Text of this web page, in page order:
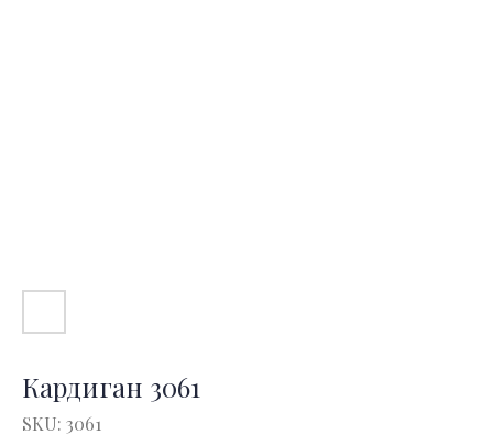
Кардиган 3061
SKU: 3061